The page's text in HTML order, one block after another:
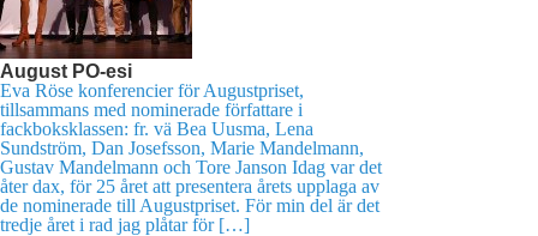
August PO-esi
Eva Röse konferencier för Augustpriset,
tillsammans med nominerade författare i
fackboksklassen: fr. vä Bea Uusma, Lena
Sundström, Dan Josefsson, Marie Mandelmann,
Gustav Mandelmann och Tore Janson Idag var det
åter dax, för 25 året att presentera årets upplaga av
de nominerade till Augustpriset. För min del är det
tredje året i rad jag plåtar för […]